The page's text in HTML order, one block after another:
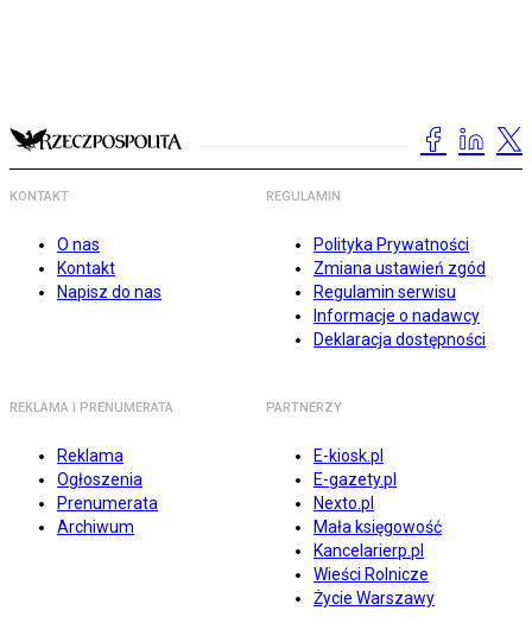
KONTAKT
O nas
Kontakt
Napisz do nas
REGULAMIN
Polityka Prywatności
Zmiana ustawień zgód
Regulamin serwisu
Informacje o nadawcy
Deklaracja dostępności
REKLAMA I PRENUMERATA
Reklama
Ogłoszenia
Prenumerata
Archiwum
PARTNERZY
E-kiosk.pl
E-gazety.pl
Nexto.pl
Mała księgowość
Kancelarierp.pl
Wieści Rolnicze
Życie Warszawy